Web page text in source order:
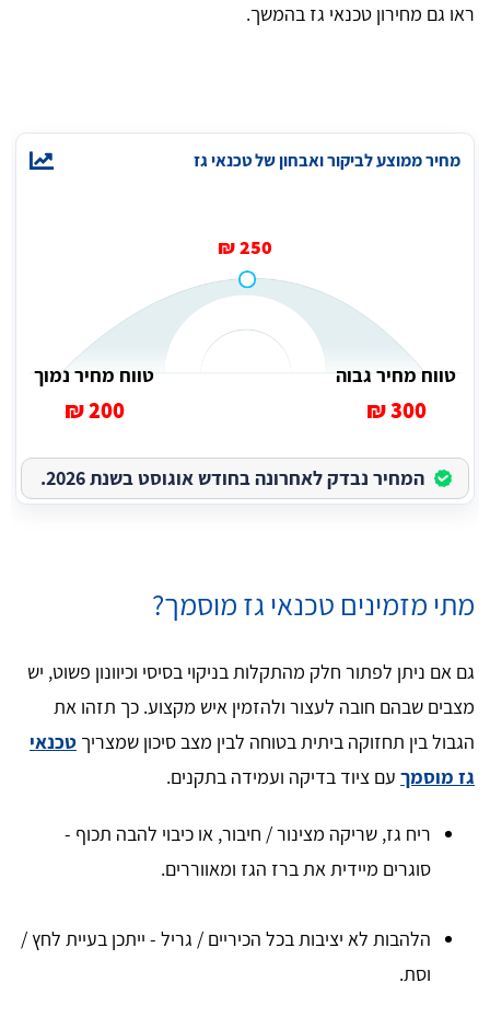
ראו גם מחירון טכנאי גז בהמשך.
מחיר ממוצע לביקור ואבחון של טכנאי גז
250 ₪
טווח מחיר גבוה
300 ₪
טווח מחיר נמוך
200 ₪
המחיר נבדק לאחרונה בחודש אוגוסט בשנת 2026.
מתי מזמינים טכנאי גז מוסמך?
גם אם ניתן לפתור חלק מהתקלות בניקוי בסיסי וכיוונון פשוט, יש
מצבים שבהם חובה לעצור ולהזמין איש מקצוע. כך תזהו את
הגבול בין תחזוקה ביתית בטוחה לבין מצב סיכון שמצריך טכנאי
גז מוסמך עם ציוד בדיקה ועמידה בתקנים.
ריח גז, שריקה מצינור / חיבור, או כיבוי להבה תכוף -
סוגרים מיידית את ברז הגז ומאווררים.
הלהבות לא יציבות בכל הכיריים / גריל - ייתכן בעיית לחץ /
וסת.